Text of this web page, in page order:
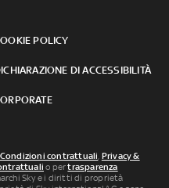
POLICY
DI ACCESSIBILITÀ
contrattuali, Privacy &
o pertrasparenza
Sky e i diritti di proprietà